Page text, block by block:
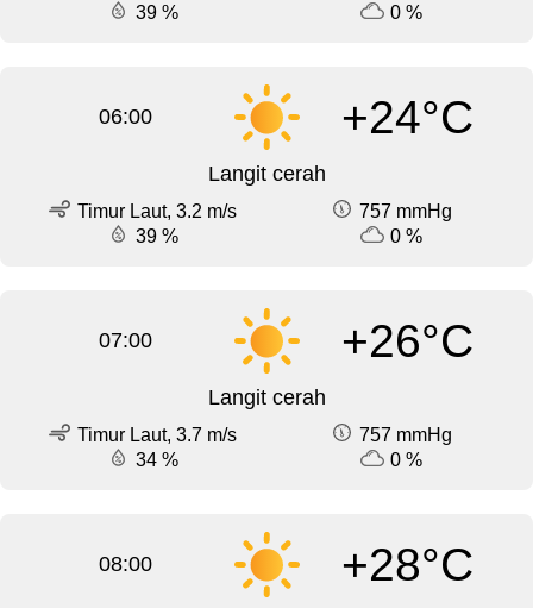
39 %
0 %
06:00 +24°C
Langit cerah
Timur Laut, 3.2 m/s
757 mmHg
39 %
0 %
07:00 +26°C
Langit cerah
Timur Laut, 3.7 m/s
757 mmHg
34 %
0 %
08:00 +28°C